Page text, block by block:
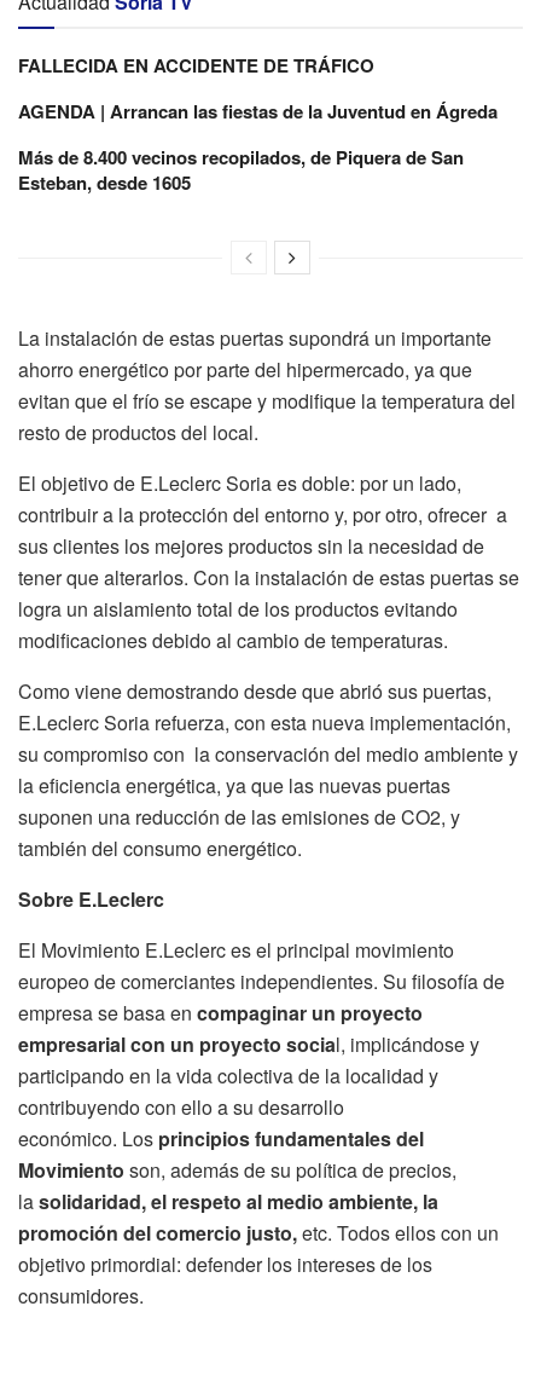
FALLECIDA EN ACCIDENTE DE TRÁFICO
AGENDA | Arrancan las fiestas de la Juventud en Ágreda
Más de 8.400 vecinos recopilados, de Piquera de San
Esteban, desde 1605
La instalación de estas puertas supondrá un importante
ahorro energético por parte del hipermercado, ya que
evitan que el frío se escape y modifique la temperatura del
resto de productos del local.
El objetivo de E.Leclerc Soria es doble: por un lado,
contribuir a la protección del entorno y, por otro, ofrecer a
sus clientes los mejores productos sin la necesidad de
tener que alterarlos. Con la instalación de estas puertas se
logra un aislamiento total de los productos evitando
modificaciones debido al cambio de temperaturas.
Como viene demostrando desde que abrió sus puertas,
E.Leclerc Soria refuerza, con esta nueva implementación,
su compromiso con la conservación del medio ambiente y
la eficiencia energética, ya que las nuevas puertas
suponen una reducción de las emisiones de CO2, y
también del consumo energético.
Sobre E.Leclerc
El Movimiento E.Leclerc es el principal movimiento
europeo de comerciantes independientes. Su filosofía de
empresa se basa en compaginar un proyecto
empresarial con un proyecto social, implicándose y
participando en la vida colectiva de la localidad y
contribuyendo con ello a su desarrollo
económico. Los principios fundamentales del
Movimiento son, además de su política de precios,
lasolidaridad, el respeto al medio ambiente, la
promoción del comercio justo,etc. Todos ellos con un
objetivo primordial: defender los intereses de los
consumidores.